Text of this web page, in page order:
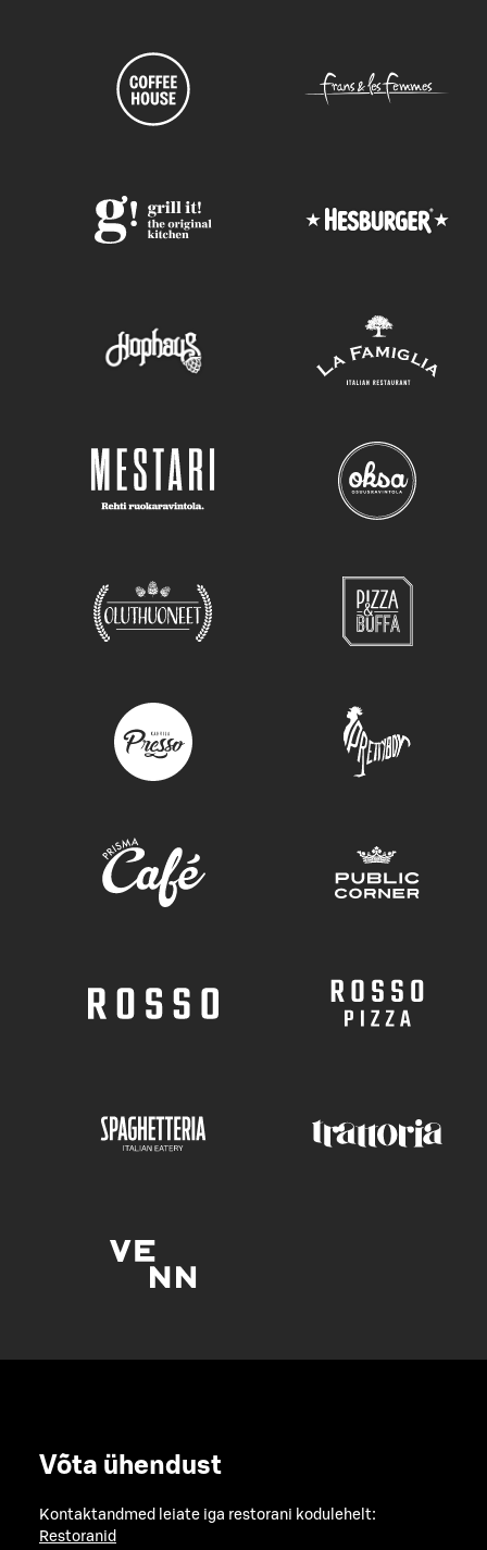
Võta ühendust
Kontaktandmed leiate iga restorani kodulehelt:
Restoranid